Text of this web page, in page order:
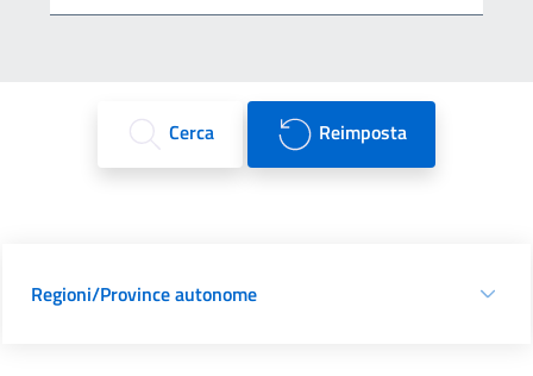
Cerca Reimposta
Regioni/Province autonome